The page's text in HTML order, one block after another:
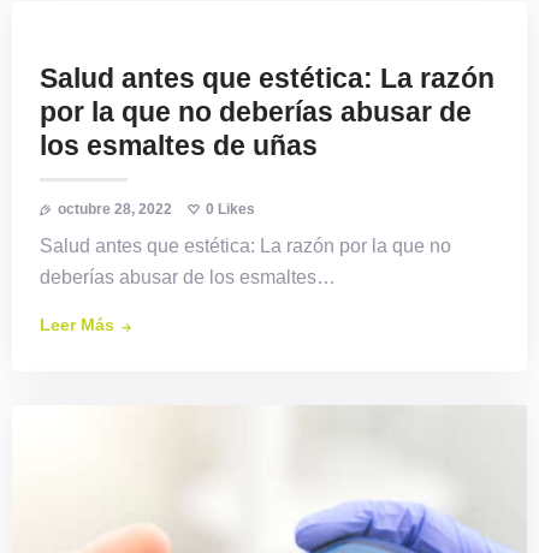
Salud antes que estética: La razón
por la que no deberías abusar de
los esmaltes de uñas
octubre 28, 2022 0 Likes
Salud antes que estética: La razón por la que no
deberías abusar de los esmaltes…
Leer Más